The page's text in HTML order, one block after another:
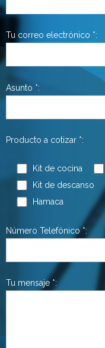
Tu correo electrónico *:
Asunto *:
Producto a cotizar *:
Kit de cocina
Kit de descanso
Hamaca
Número Telefónico *:
Tu mensaje *: